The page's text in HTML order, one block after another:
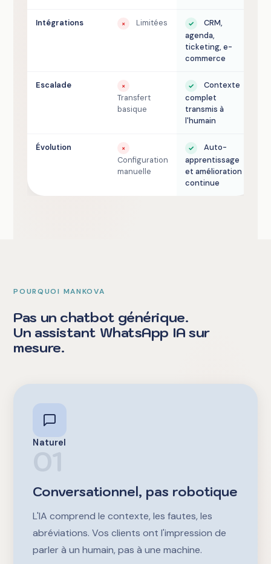
Intégrations × Limitées ✓
CRM,
agenda,
ticketing, e-
commerce
Escalade ×
Transfert
basique
✓
Contexte
complet
transmis à
l'humain
Évolution ×
Configuration
manuelle
✓
Auto-
apprentissage
et amélioration
continue
POURQUOI MANKOVA
Pas un chatbot générique.
Un assistant WhatsApp IA sur
mesure.
Naturel
Conversationnel, pas robotique
L'IA comprend le contexte, les fautes, les
abréviations. Vos clients ont l'impression de
parler à un humain, pas à une machine.